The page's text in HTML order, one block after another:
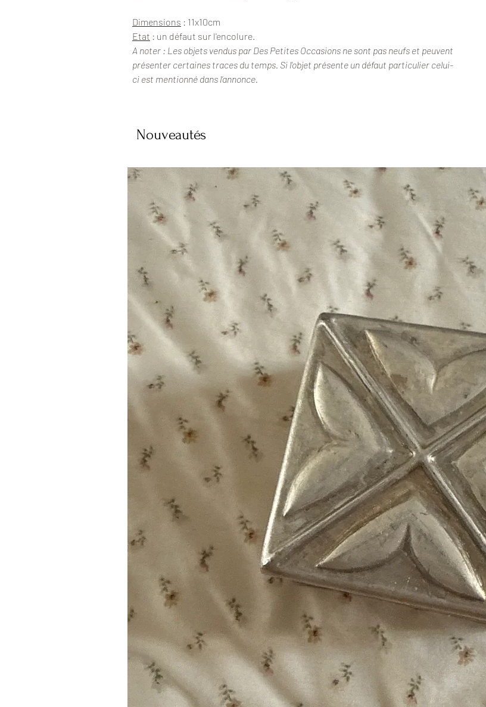
Dimensions : 11x10cm
Etat : un défaut sur l'encolure.
A noter : Les objets vendus par Des Petites Occasions ne sont pas neufs et peuvent
présenter certaines traces du temps. Si l'objet présente un défaut particulier celui-
ci est mentionné dans l’annonce.
Nouveautés